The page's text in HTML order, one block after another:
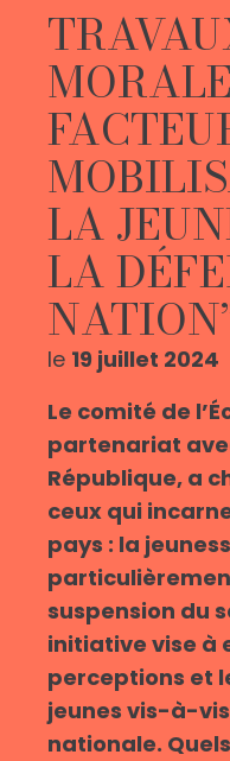
LA
LA
le 19 juillet 2024
Le comité de
partenariat
République, a
ceux qui
pays : la
suspension du
initiative vise à
perceptions et
jeunes vis-à-
nationale.